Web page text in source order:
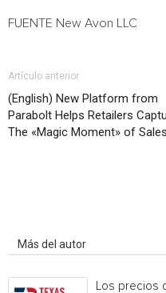
FUENTE New Avon LLC
Artículo anterior
(English) New Platform from
Parabolt Helps Retailers
The «Magic Moment» of Sales
Más del autor
Los precios